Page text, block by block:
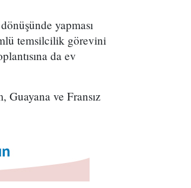
yapması
temsilcilik görevini
da ev
Guayana ve Fransız